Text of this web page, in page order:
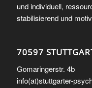
und individuell,
stabilisierend und
70597
Gomaringerstr. 4b
info(at)stuttgarter-